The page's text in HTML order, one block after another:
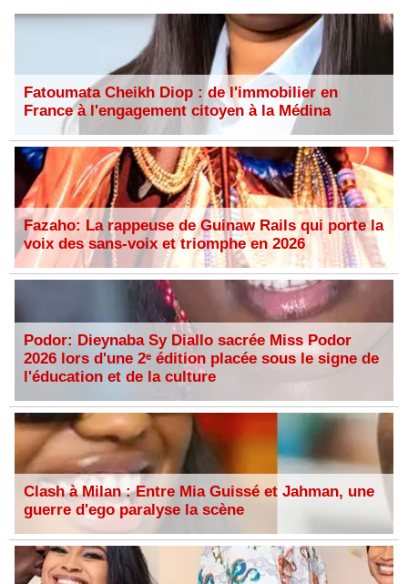
Fatoumata Cheikh Diop : de l'immobilier en
France à l'engagement citoyen à la Médina
Fazaho: La rappeuse de Guinaw Rails qui porte la
voix des sans-voix et triomphe en 2026
Podor: Dieynaba Sy Diallo sacrée Miss Podor
2026 lors d'une 2ᵉ édition placée sous le signe de
l'éducation et de la culture
Clash à Milan : Entre Mia Guissé et Jahman, une
guerre d'ego paralyse la scène